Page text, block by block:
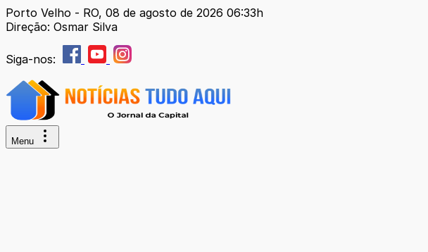
Porto Velho - RO, 08 de agosto de 2026 06:33h
Direção: Osmar Silva
Siga-nos:
Menu